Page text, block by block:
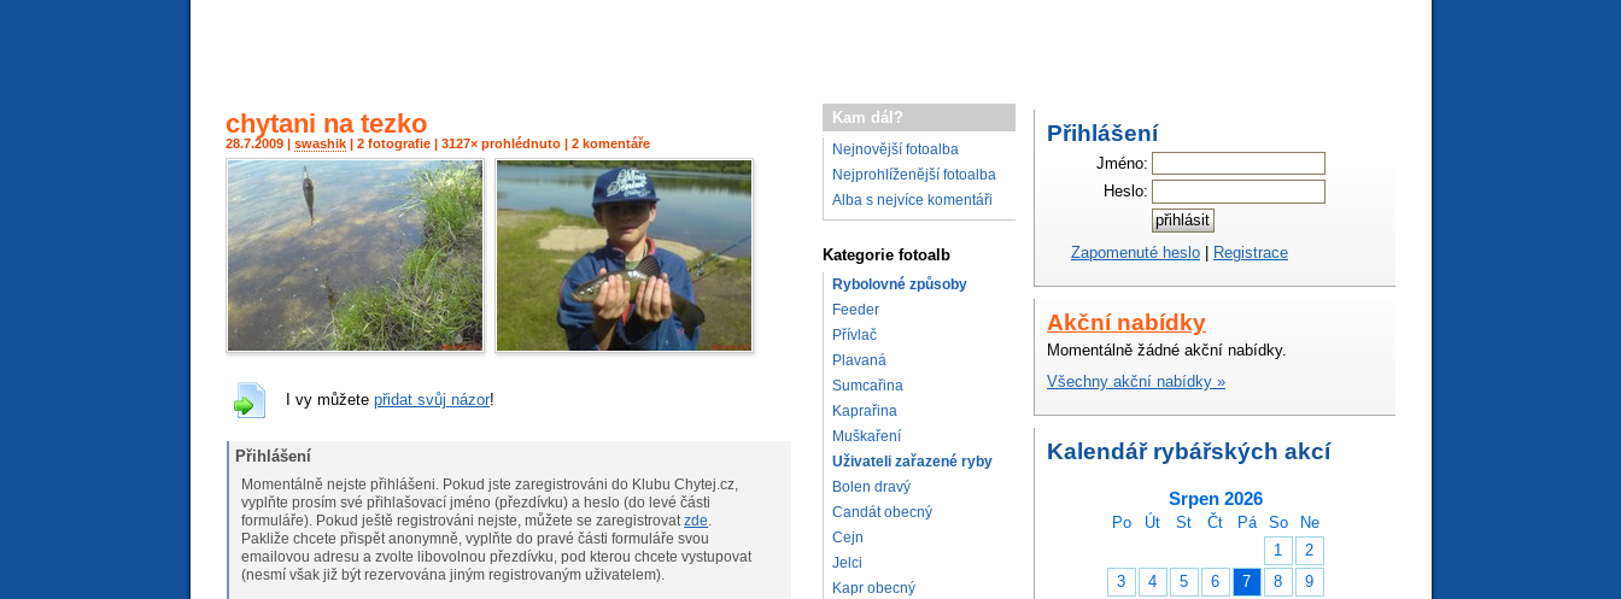
chytani na tezko
28.7.2009 | swashik | 2 fotografie | 3127× prohlédnuto | 2 komentáře
I vy můžete přidat svůj názor!
Přihlášení
Momentálně nejste přihlášeni. Pokud jste zaregistrováni do Klubu Chytej.cz,
vyplňte prosím své přihlašovací jméno (přezdívku) a heslo (do levé části
formuláře). Pokud ještě registrováni nejste, můžete se zaregistrovatzde.
Pakliže chcete přispět anonymně, vyplňte do pravé části formuláře svou
emailovou adresu a zvolte libovolnou přezdívku, pod kterou chcete vystupovat
(nesmí však již být rezervována jiným registrovaným uživatelem).
Kam dál?
Nejnovější fotoalba
Nejprohlíženější fotoalba
Alba s nejvíce komentáři
Kategorie fotoalb
Rybolovné způsoby
Feeder
Přívlač
Plavaná
Sumcařina
Kaprařina
Muškaření
Uživateli zařazené ryby
Bolen dravý
Candát obecný
Cejn
Jelci
Kapr obecný
Přihlášení
Jméno:
Heslo:
Zapomenuté heslo | Registrace
Akční nabídky
Momentálně žádné akční nabídky.
Všechny akční nabídky »
Kalendář rybářských akcí
Srpen 2026
Po Út St Čt Pá So
Ne
1
2
3
4 5 6 7 8
9